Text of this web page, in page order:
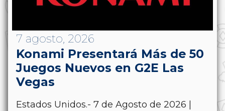
7 agosto, 2026
Konami Presentará Más de 50
Juegos Nuevos en G2E Las
Vegas
Estados Unidos.- 7 de Agosto de 2026 |